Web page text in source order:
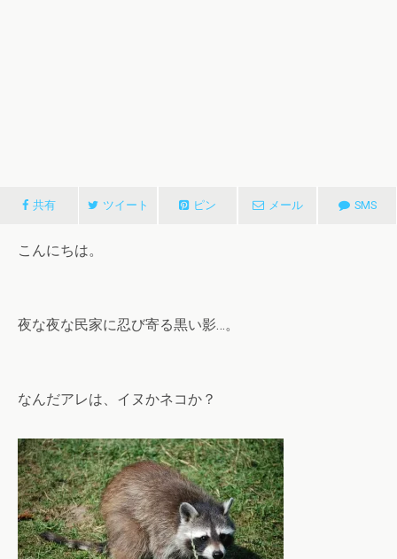
共有 ツイート ピン メール SMS
こんにちは。
夜な夜な民家に忍び寄る黒い影…。
なんだアレは、イヌかネコか？